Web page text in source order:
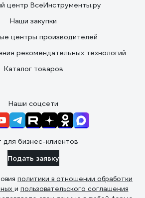
центр ВсеИнструменты.ру
Наши закупки
центры производителей
рекомендательных технологий
Каталог товаров
Наши соцсети
для бизнес-клиентов
Подать заявку
политики в отношении обработки
и пользовательского соглашения